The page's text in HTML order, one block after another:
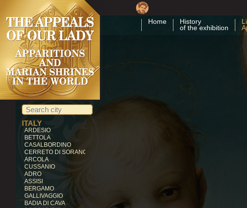
Home
History
of the exhibition
COSTA RICA
CARTAGO
EGYPT
ZEITUN
GERMANY
KEVELAER
HEROLDSBACH
HEEDE
MARIENFRIED
INDIA
VAILANKANNI
KALLIKULAM
ITALY
ARDESIO
BETTOLA
CASALBORDINO
CERRETO DI SORANO
ARCOLA
CUSSANIO
ADRO
ASSISI
BERGAMO
GALLIVAGGIO
BADIA DI CAVA